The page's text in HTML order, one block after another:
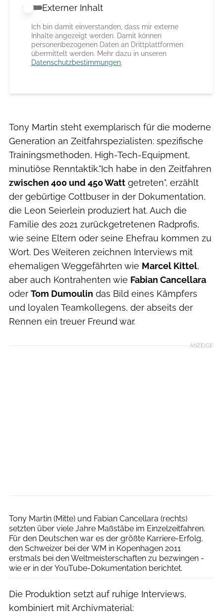
Externer Inhalt erlauben
Externer Inhalt
Ich bin damit einverstanden, dass mir externe
Inhalte angezeigt werden. Damit können
personenbezogenen Daten an Drittplattformen
übermittelt werden. Mehr dazu in unseren
Datenschutzbestimmungen.
Tony Martin steht exemplarisch für die moderne
Generation an Zeitfahrspezialisten: spezifische
Trainingsmethoden, High-Tech-Equipment,
minutiöse Renntaktik."Ich habe in den Zeitfahren
zwischen 400 und 450 Watt getreten", erzählt
der gebürtige Cottbuser in der Dokumentation,
die Leon Seierlein produziert hat. Auch die
Familie des 2021 zurückgetretenen Radprofis,
wie seine Eltern oder seine Ehefrau kommen zu
Wort. Des Weiteren zeichnen Interviews mit
ehemaligen Weggefährten wie Marcel Kittel,
aber auch Kontrahenten wie Fabian Cancellara
oder Tom Dumoulin das Bild eines Kämpfers
und loyalen Teamkollegens, der abseits der
Rennen ein treuer Freund war.
ANZEIGE
Tony Martin (Mitte) und Fabian Cancellara (rechts)
setzten über viele Jahre Maßstäbe im Einzelzeitfahren.
Für den Deutschen war es der größte Karriere-Erfolg,
den Schweizer bei der WM in Kopenhagen 2011
erstmals bei den Weltmeisterschaften zu bezwingen -
wie er in der YouTube-Dokumentation berichtet.
Die Produktion setzt auf ruhige Interviews,
kombiniert mit Archivmaterial: